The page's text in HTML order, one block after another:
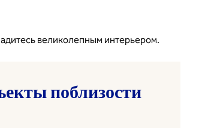
великолепным интерьером.
поблизости